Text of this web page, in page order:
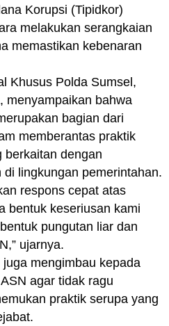
Korupsi (Tipidkor)
melakukan serangkaian
memastikan kebenaran
Khusus Polda Sumsel,
menyampaikan bahwa
bagian dari
memberantas praktik
berkaitan dengan
lingkungan pemerintahan.
respons cepat atas
bentuk keseriusan kami
pungutan liar dan
ujarnya.
mengimbau kepada
agar tidak ragu
praktik serupa yang